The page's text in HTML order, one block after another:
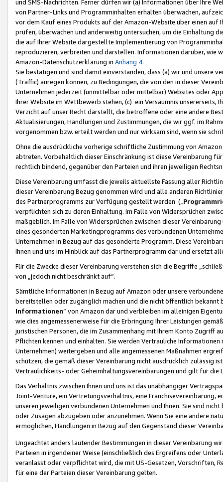
und SMS-Nachrichten. Ferner dürfen wir (a) Informationen über Ihre
von Partner-Links und Programminhalten erhalten überwachen,
vor dem Kauf eines Produkts auf der Amazon-Website über einen
prüfen, überwachen und anderweitig untersuchen, um die Einhaltung
die auf Ihrer Website dargestellte Implementierung von
reproduzieren, verbreiten und darstellen. Informationen darüber, wie
Amazon-Datenschutzerklärung in Anhang 4.
Sie bestätigen und sind damit einverstanden, dass (a) wir und
(Traffic) anregen können, zu Bedingungen, die von den in dieser
Unternehmen jederzeit (unmittelbar oder mittelbar) Websites oder
Ihrer Website im Wettbewerb stehen, (c) ein Versäumnis unsererseits,
Verzicht auf unser Recht darstellt, die betroffene oder eine andere
Aktualisierungen, Handlungen und Zustimmungen, die wir ggf. im
vorgenommen bzw. erteilt werden und nur wirksam sind, wenn sie
Ohne die ausdrückliche vorherige schriftliche Zustimmung von
abtreten. Vorbehaltlich dieser Einschränkung ist diese Vereinbarung
rechtlich bindend, gegenüber den Parteien und ihren jeweiligen
Diese Vereinbarung umfasst die jeweils aktuellste Fassung aller
dieser Vereinbarung Bezug genommen wird und alle anderen
des Partnerprogramms zur Verfügung gestellt werden („
verpflichten sich zu deren Einhaltung. Im Falle von Widersprüchen
maßgeblich. Im Falle von Widersprüchen zwischen dieser
eines gesonderten Marketingprogramms des verbundenen
Unternehmen in Bezug auf das gesonderte Programm. Diese
Ihnen und uns im Hinblick auf das Partnerprogramm dar und ersetzt
Für die Zwecke dieser Vereinbarung verstehen sich die Begriffe
von „jedoch nicht beschränkt auf“.
Sämtliche Informationen in Bezug auf Amazon oder unsere
bereitstellen oder zugänglich machen und die nicht öffentlich
Informationen“ von Amazon dar und verbleiben im alleinigen
wie dies angemessenerweise für die Erbringung Ihrer Leistungen
juristischen Personen, die im Zusammenhang mit Ihrem Konto
Pflichten kennen und einhalten. Sie werden Vertrauliche
Unternehmen) weitergeben und alle angemessenen Maßnahmen
schützen, die gemäß dieser Vereinbarung nicht ausdrücklich zulässig
Vertraulichkeits- oder Geheimhaltungsvereinbarungen und gilt für die
Das Verhältnis zwischen Ihnen und uns ist das unabhängiger
Joint-Venture, ein Vertretungsverhältnis, eine Franchisevereinbarung,
unseren jeweiligen verbundenen Unternehmen und Ihnen. Sie sind
oder Zusagen abzugeben oder anzunehmen. Wenn Sie eine andere
ermöglichen, Handlungen in Bezug auf den Gegenstand dieser
Ungeachtet anders lautender Bestimmungen in dieser Vereinbarung
Parteien in irgendeiner Weise (einschließlich des Ergreifens oder
veranlasst oder verpflichtet wird, die mit US-Gesetzen, Vorschriften,
für eine der Parteien dieser Vereinbarung gelten.